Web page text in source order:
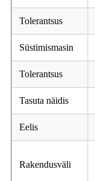
Tolerantsus
Süstimismasin
Tolerantsus
Tasuta näidis
Eelis
Rakendusväli